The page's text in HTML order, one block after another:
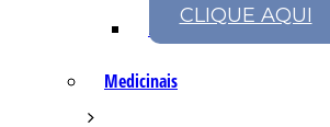
Fórmulas Caseiras
Medicinais
CLIQUE AQUI